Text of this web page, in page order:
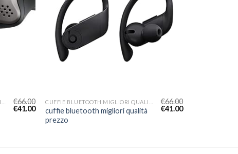
€66.00
€41.00
cuffie bluetooth migliori qualità
prezzo
€66.00
€41.00